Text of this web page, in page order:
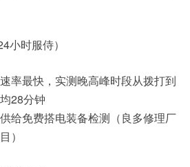
小时服侍）
率最快，实测晚高峰时段从拨打到
28分钟
给免费搭电装备检测（良多修理厂
）